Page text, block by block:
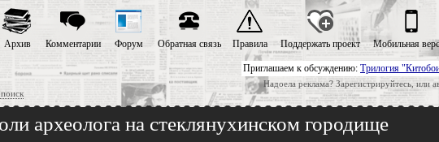
Приглашаем к обсуждению: Трилогия
Надоела реклама? Зарегистрируйтесь, или
Архив Комментарии Форум Обратная связь Правила Поддержать проект Мобильная
археолога на стеклянухинском городище